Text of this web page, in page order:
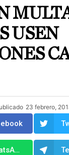
USEN
23 febrero,
WhatsApp